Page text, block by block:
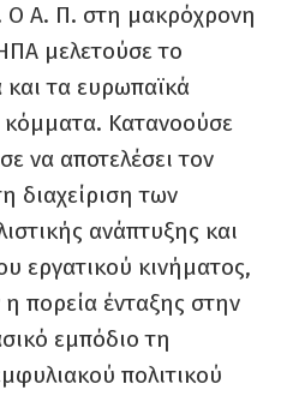
Ο Α. Π. στη μακρόχρονη
μελετούσε το
τα ευρωπαϊκά
Κατανοούσε
να αποτελέσει τον
διαχείριση των
ανάπτυξης και
εργατικού κινήματος,
πορεία ένταξης στην
εμπόδιο τη
πολιτικού